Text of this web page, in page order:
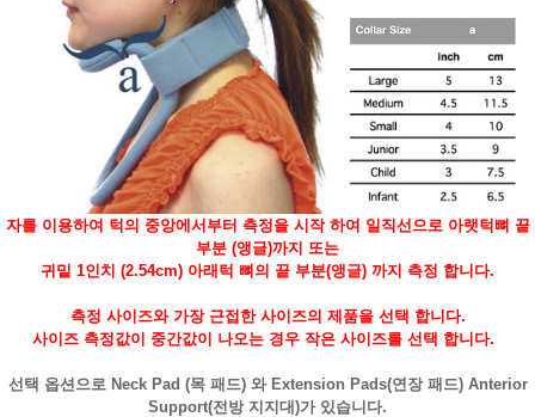
자를 이용하여 턱의 중앙에서부터 측정을 시작 하여 일직선으로 아랫턱뼈 끝
부분 (앵글)까지 또는
귀밑 1인치 (2.54cm) 아래턱 뼈의 끝 부분(앵글) 까지 측정 합니다.
측정 사이즈와 가장 근접한 사이즈의 제품을 선택 합니다.
사이즈 측정값이 중간값이 나오는 경우 작은 사이즈를 선택 합니다.
선택 옵션으로 Neck Pad (목 패드) 와 Extension Pads(연장 패드) Anterior
Support(전방 지지대)가 있습니다.